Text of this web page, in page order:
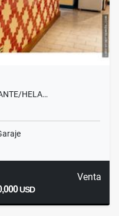
HELA…
Venta
USD